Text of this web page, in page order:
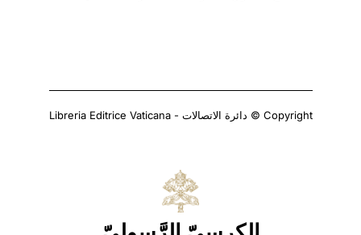
Copyright © دائرة الاتصالات - Libreria Editrice Vaticana